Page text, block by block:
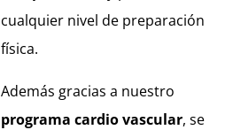
cualquier nivel de preparación
física.
Además gracias a nuestro
programa cardio vascular, se